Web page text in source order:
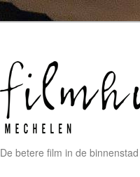
De betere film in de binnenstad